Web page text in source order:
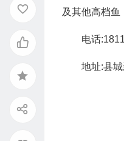
及其他高档鱼
电话
地址:县